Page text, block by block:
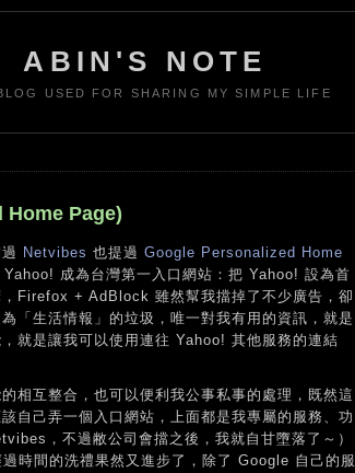
ABIN'S NOTE
USED FOR SHARING MY SIMPLE LIFE
Home Page)
過 Netvibes 也提過 Google Personalized Home
成為台灣第一入口網站：把 Yahoo! 設為首
Firefox + AdBlock 雖然幫我擋掉了不少廣告，卻
「生活情報」的垃圾，唯一對我有用的資訊，就是
就是讓我可以使用連往 Yahoo! 其他服務的連結
相互整合，也可以便利我公事私事的處理，既然這
自己弄一個入口網站，上面都是我專屬的服務、功
，不過敝公司會擋之後，我就自甘墮落了～）
時間的洗禮果然又進步了，除了 Google 自己的服